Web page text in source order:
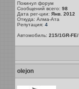
Покинул форум
Сообщений всего: 98
Дата рег-ции: Янв. 2012
Откуда: Алма-Ата
Репутация: 4
Автомобиль: 215/1GR-FE/
olejon